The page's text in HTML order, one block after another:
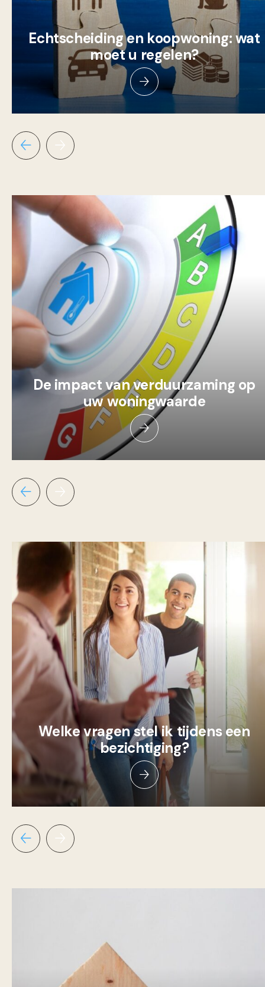
Echtscheiding en koopwoning: wat
moet u regelen?
De impact van verduurzaming op
uw woningwaarde
Welke vragen stel ik tijdens een
bezichtiging?